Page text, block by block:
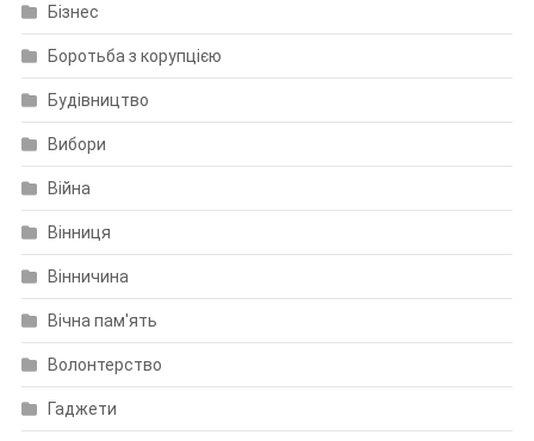
Бізнес
Боротьба з корупцією
Будівництво
Вибори
Війна
Вінниця
Вінничина
Вічна пам'ять
Волонтерство
Гаджети